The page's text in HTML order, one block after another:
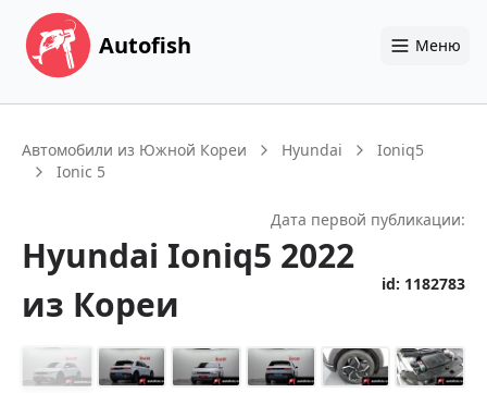
Autofish Меню
Автомобили из Южной Кореи Hyundai
Ioniq5
Ionic 5
Дата первой публикации:
Hyundai Ioniq5 2022
из Кореи
id: 1182783